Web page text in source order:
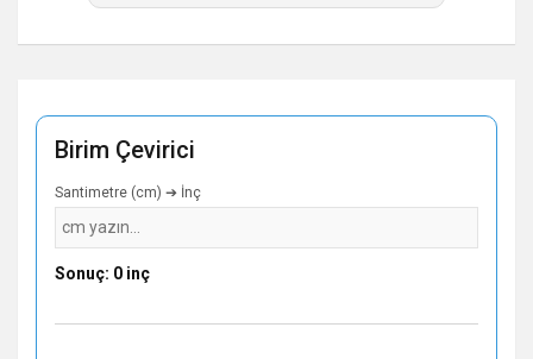
Birim Çevirici
Santimetre (cm) ➔ İnç
Sonuç: 0 inç